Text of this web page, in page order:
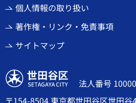
個人情報の取り扱い
著作権・リンク・免責事項
サイトマップ
世田谷区
法人番号